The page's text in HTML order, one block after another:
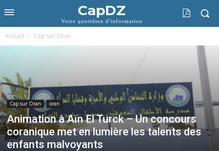
CapDZ
Votre quotidien d'information
Accueil Cap sur Oran
Cap sur Oran oran
Animation à Aïn El Turck – Un concours
coranique met en lumière les talents des
enfants malvoyants